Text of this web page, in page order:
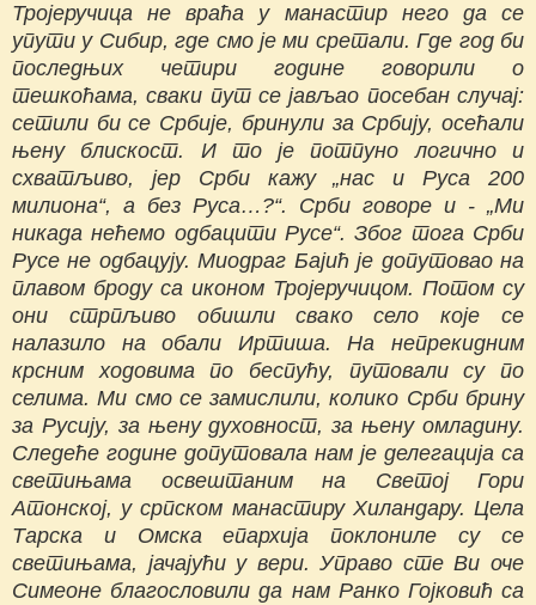
Тројеручица не враћа у манастир него да се
упути у Сибир, где смо је ми сретали. Где год би
последњих четири године говорили о
тешкоћама, сваки пут се јављао посебан случај:
сетили би се Србије, бринули за Србију, осећали
њену блискост. И то је потпуно логично и
схватљиво, јер Срби кажу „нас и Руса 200
милиона“, а без Руса…?“. Срби говоре и - „Ми
никада нећемо одбацити Русе“. Због тога Срби
Русе не одбацују. Миодраг Бајић је допутовао на
плавом броду са иконом Тројеручицом. Потом су
они стрпљиво обишли свако село које се
налазило на обали Иртиша. На непрекидним
крсним ходовима по беспућу, путовали су по
селима. Ми смо се замислили, колико Срби брину
за Русију, за њену духовност, за њену омладину.
Следеће године допутовала нам је делегација са
светињама освештаним на Светој Гори
Атонској, у српском манастиру Хиландару. Цела
Тарска и Омска епархија поклониле су се
светињама, јачајући у вери. Управо сте Ви оче
Симеоне благословили да нам Ранко Гојковић са